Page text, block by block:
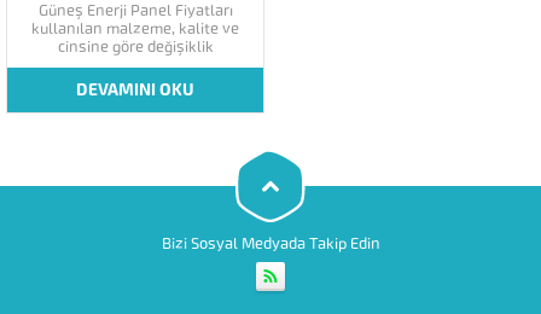
Güneş Enerji Panel Fiyatları
kullanılan malzeme, kalite ve
cinsine göre değişiklik
göstermektedir. Genellikle
kullanılan güneş enerji
paneli(kollektör) bakır, galvanizli
ve çelik panel şeklindedir. Panel
panel, Bakır panel, Siyah çelik
DEVAMINI OKU
Bizi Sosyal Medyada Takip Edin